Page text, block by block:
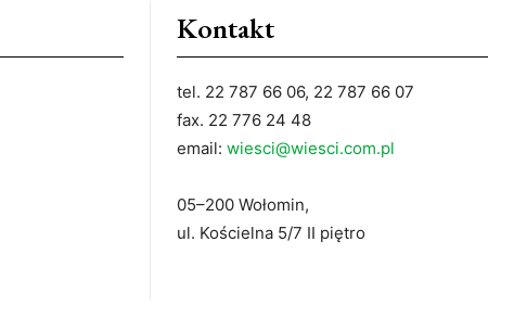
Kontakt
tel. 22 787 66 06, 22 787 66 07
fax. 22 776 24 48
email: wiesci@wiesci.com.pl
05–200 Wołomin,
ul. Kościelna 5/7 II piętro